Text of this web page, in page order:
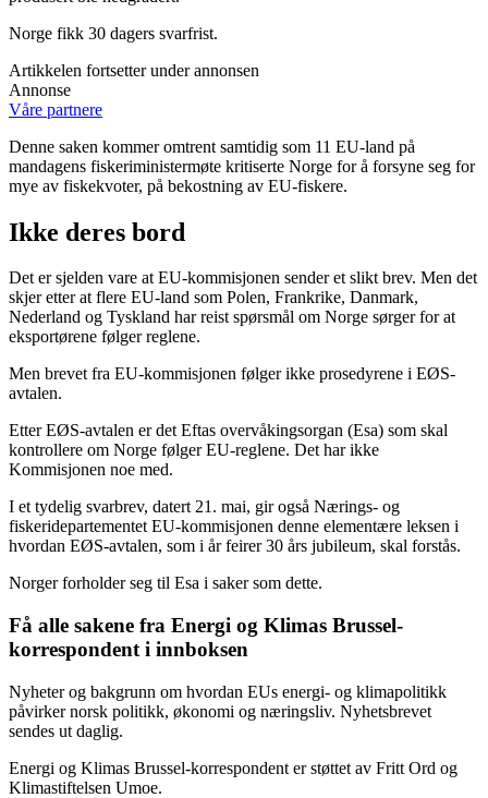
Norge fikk 30 dagers svarfrist.
Artikkelen fortsetter under annonsen
Annonse
Våre partnere
Denne saken kommer omtrent samtidig som 11 EU-land på
mandagens fiskeriministermøte kritiserte Norge for å forsyne seg for
mye av fiskekvoter, på bekostning av EU-fiskere.
Ikke deres bord
Det er sjelden vare at EU-kommisjonen sender et slikt brev. Men det
skjer etter at flere EU-land som Polen, Frankrike, Danmark,
Nederland og Tyskland har reist spørsmål om Norge sørger for at
eksportørene følger reglene.
Men brevet fra EU-kommisjonen følger ikke prosedyrene i EØS-
avtalen.
Etter EØS-avtalen er det Eftas overvåkingsorgan (Esa) som skal
kontrollere om Norge følger EU-reglene. Det har ikke
Kommisjonen noe med.
I et tydelig svarbrev, datert 21. mai, gir også Nærings- og
fiskeridepartementet EU-kommisjonen denne elementære leksen i
hvordan EØS-avtalen, som i år feirer 30 års jubileum, skal forstås.
Norger forholder seg til Esa i saker som dette.
Få alle sakene fra Energi og Klimas Brussel-
korrespondent i innboksen
Nyheter og bakgrunn om hvordan EUs energi- og klimapolitikk
påvirker norsk politikk, økonomi og næringsliv. Nyhetsbrevet
sendes ut daglig.
Energi og Klimas Brussel-korrespondent er støttet av Fritt Ord og
Klimastiftelsen Umoe.